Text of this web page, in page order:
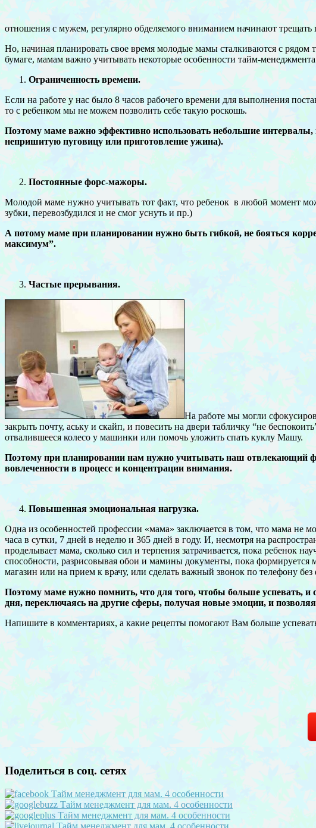
отношения с мужем, регулярно обделяемого вниманием начинают
Но, начиная планировать свое время молодые мамы сталкиваются с рядом
бумаге, мамам важно учитывать некоторые особенности тайм-
Ограниченность времени.
Если на работе у нас было 8 часов рабочего времени для выполнения
то с ребенком мы не можем позволить себе такую роскошь.
Поэтому маме важно эффективно использовать небольшие интервалы,
непришитую пуговицу или приготовление ужина).
Постоянные форс-мажоры.
Молодой маме нужно учитывать тот факт, что ребенок в любой момент
зубки, перевозбудился и не смог уснуть и пр.)
А потому маме при планировании нужно быть гибкой, не бояться
максимум”.
Частые прерывания.
На работе мы могли
закрыть почту, аську и скайп, и повесить на двери табличку “не
отвалившееся колесо у машинки или помочь уложить спать куклу Машу.
Поэтому при планировании нам нужно учитывать наш отвлекающий
вовлеченности в процесс и концентрации внимания.
Повышенная эмоциональная нагрузка.
Одна из особенностей профессии «мама» заключается в том, что мама не
часа в сутки, 7 дней в неделю и 365 дней в году. И, несмотря на
проделывает мама, сколько сил и терпения затрачивается, пока ребенок
способности, разрисовывая обои и мамины документы, пока формируется
магазин или на прием к врачу, или сделать важный звонок по телефону
Поэтому маме нужно помнить, что для того, чтобы больше успевать, и
дня, переключаясь на другие сферы, получая новые эмоции, и позволяя
Напишите в комментариях, а какие рецепты помогают Вам больше
Поделиться в соц. сетях